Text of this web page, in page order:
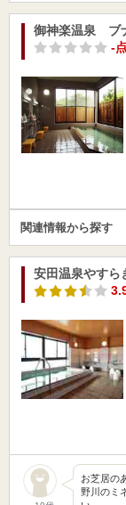
御神楽温泉 ブ
-
関連情報から探す
安田温泉やすら
お芝居の
野川のミ